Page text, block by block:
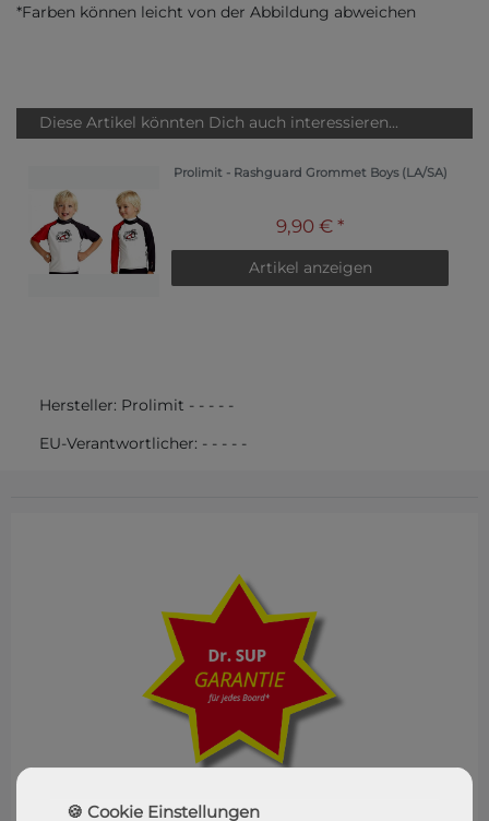
*Farben können leicht von der Abbildung abweichen
Diese Artikel könnten Dich auch interessieren...
Prolimit - Rashguard Grommet Boys (LA/SA)
9,90 € *
Artikel anzeigen
Hersteller: Prolimit - - - - -
EU-Verantwortlicher: - - - - -